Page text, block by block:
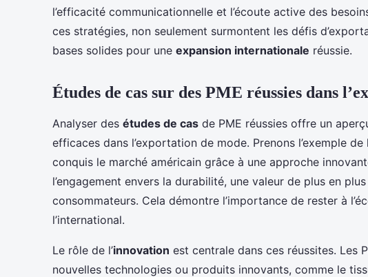
l’efficacité communicationnelle et l’écoute active des
ces stratégies, non seulement surmontent les défis
bases solides pour une expansion internationale réussie.
Études de cas sur des PME réussies dans
Analyser des études de cas de PME réussies offre un
efficaces dans l’exportation de mode. Prenons l’exemple
conquis le marché américain grâce à une approche
l’engagement envers la durabilité, une valeur de plus en
consommateurs. Cela démontre l’importance de rester à
l’international.
Le rôle de l’innovation est centrale dans ces réussites. Les
nouvelles technologies ou produits innovants, comme le